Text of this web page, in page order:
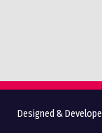
Designed &